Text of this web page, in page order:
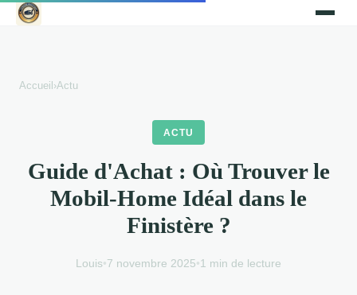
Accueil ›Actu
ACTU
Guide d'Achat : Où Trouver le
Mobil-Home Idéal dans le
Finistère ?
Louis•7 novembre 2025•1 min de lecture